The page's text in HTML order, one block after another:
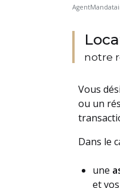
notre
Vous
ou un
Dans le
une
et